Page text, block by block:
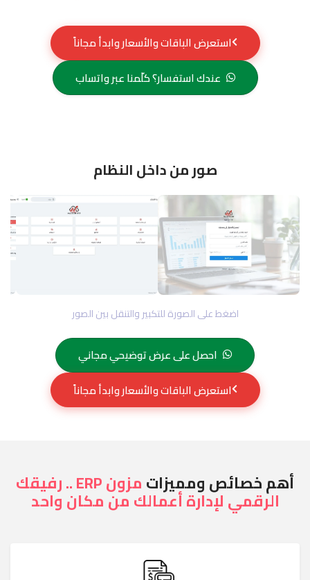
استعرض الباقات والأسعار وابدأ مجاناً
عندك استفسار؟ كلّمنا عبر واتساب
صور من داخل النظام
اضغط على الصورة للتكبير والتنقل بين الصور
احصل على عرض توضيحي مجاني
استعرض الباقات والأسعار وابدأ مجاناً
أهم خصائص ومميزات مزون ERP .. رفيقك
الرقمي لإدارة أعمالك من مكان واحد